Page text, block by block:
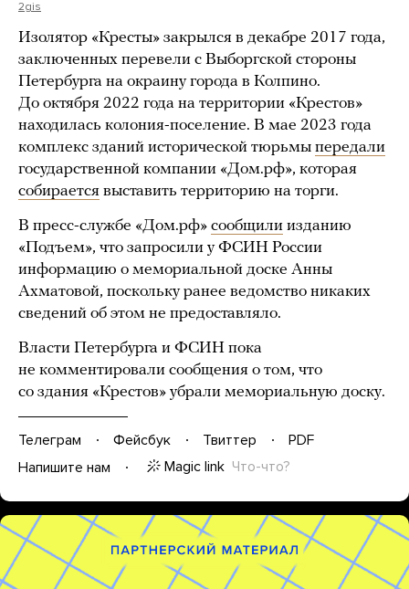
2gis
Изолятор «Кресты» закрылся в декабре 2017 года,
заключенных перевели с Выборгской стороны
Петербурга на окраину города в Колпино.
До октября 2022 года на территории «Крестов»
находилась колония-поселение. В мае 2023 года
комплекс зданий исторической тюрьмы передали
государственной компании «Дом.рф», которая
собирается выставить территорию на торги.
В пресс-службе «Дом.рф» сообщили изданию
«Подъем», что запросили у ФСИН России
информацию о мемориальной доске Анны
Ахматовой, поскольку ранее ведомство никаких
сведений об этом не предоставляло.
Власти Петербурга и ФСИН пока
не комментировали сообщения о том, что
со здания «Крестов» убрали мемориальную доску.
Телеграм Фейсбук Твиттер
PDF
Напишите нам
Magic link Что-что?